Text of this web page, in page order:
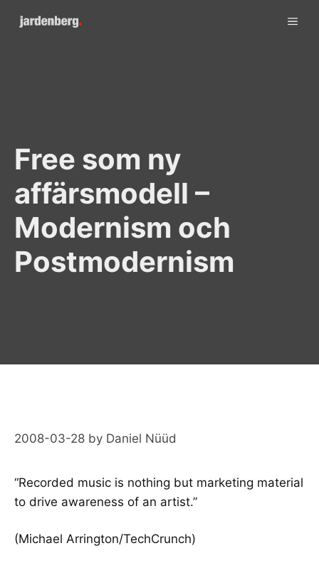
Free som ny
affärsmodell –
Modernism och
Postmodernism
2008-03-28 by Daniel Nüüd
“Recorded music is nothing but marketing material
to drive awareness of an artist.”
(Michael Arrington/TechCrunch)